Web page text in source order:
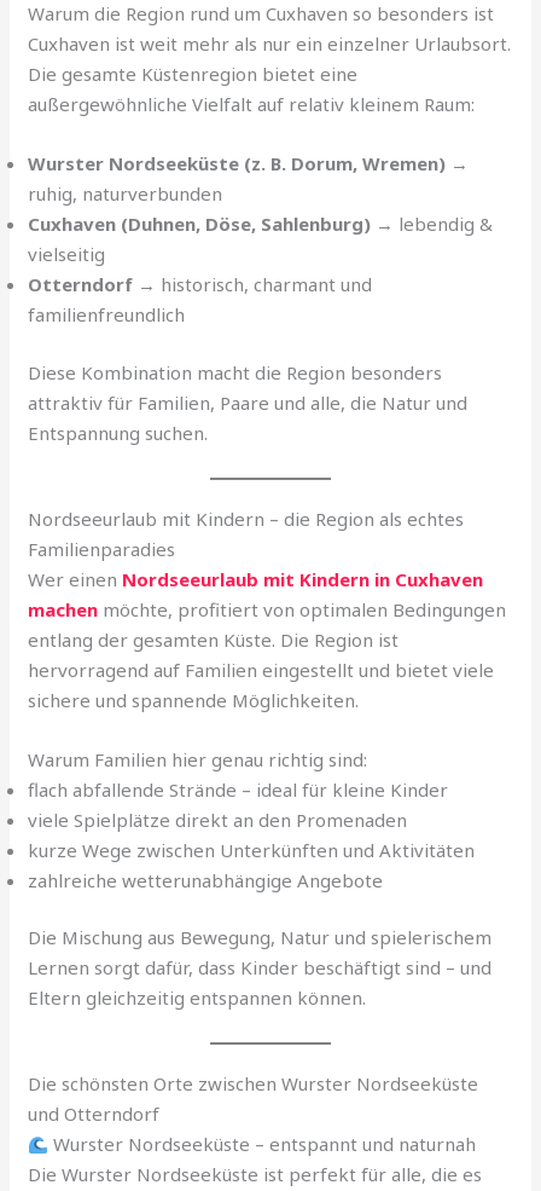
Warum die Region rund um Cuxhaven so besonders ist
Cuxhaven ist weit mehr als nur ein einzelner Urlaubsort.
Die gesamte Küstenregion bietet eine
außergewöhnliche Vielfalt auf relativ kleinem Raum:
Wurster Nordseeküste (z. B. Dorum, Wremen) →
ruhig, naturverbunden
Cuxhaven (Duhnen, Döse, Sahlenburg) → lebendig &
vielseitig
Otterndorf → historisch, charmant und
familienfreundlich
Diese Kombination macht die Region besonders
attraktiv für Familien, Paare und alle, die Natur und
Entspannung suchen.
Nordseeurlaub mit Kindern – die Region als echtes
Familienparadies
Wer einen Nordseeurlaub mit Kindern in Cuxhaven
machen möchte, profitiert von optimalen Bedingungen
entlang der gesamten Küste. Die Region ist
hervorragend auf Familien eingestellt und bietet viele
sichere und spannende Möglichkeiten.
Warum Familien hier genau richtig sind:
flach abfallende Strände – ideal für kleine Kinder
viele Spielplätze direkt an den Promenaden
kurze Wege zwischen Unterkünften und Aktivitäten
zahlreiche wetterunabhängige Angebote
Die Mischung aus Bewegung, Natur und spielerischem
Lernen sorgt dafür, dass Kinder beschäftigt sind – und
Eltern gleichzeitig entspannen können.
Die schönsten Orte zwischen Wurster Nordseeküste
und Otterndorf
Wurster Nordseeküste – entspannt und naturnah
Die Wurster Nordseeküste ist perfekt für alle, die es